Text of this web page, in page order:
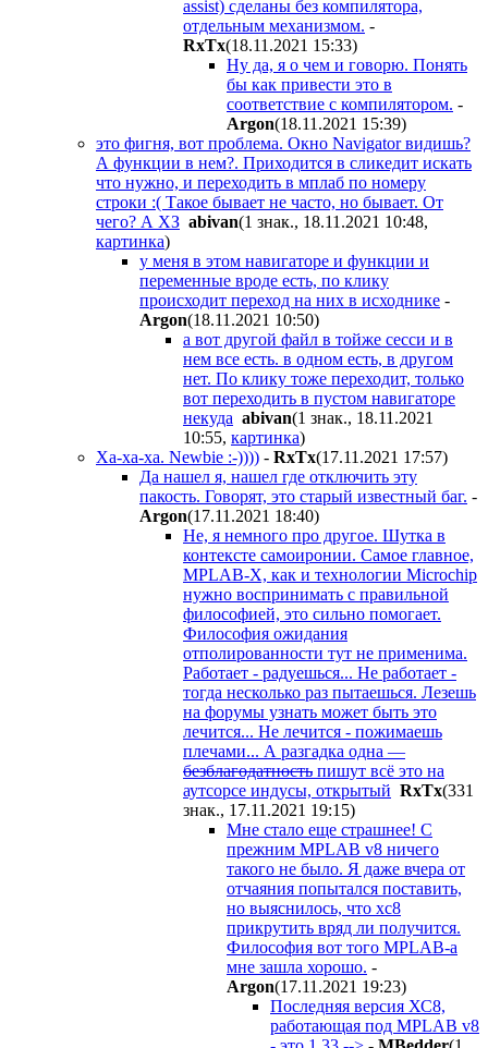
assist) сделаны без компилятора,
отдельным механизмом. -
RxTx(18.11.2021 15:33)
Ну да, я о чем и говорю. Понять
бы как привести это в
соответствие с компилятором. -
Argon(18.11.2021 15:39)
это фигня, вот проблема. Окно Navigator видишь?
А функции в нем?. Приходится в сликедит искать
что нужно, и переходить в мплаб по номеру
строки :( Такое бывает не часто, но бывает. От
чего? А ХЗ abivan(1 знак., 18.11.2021 10:48,
картинка)
у меня в этом навигаторе и функции и
переменные вроде есть, по клику
происходит переход на них в исходнике -
Argon(18.11.2021 10:50)
а вот другой файл в тойже сесси и в
нем все есть. в одном есть, в другом
нет. По клику тоже переходит, только
вот переходить в пустом навигаторе
некуда abivan(1 знак., 18.11.2021
10:55, картинка)
Ха-ха-ха. Newbie :-)))) - RxTx(17.11.2021 17:57)
Да нашел я, нашел где отключить эту
пакость. Говорят, это старый известный баг. -
Argon(17.11.2021 18:40)
Не, я немного про другое. Шутка в
контексте самоиронии. Самое главное,
MPLAB-X, как и технологии Microchip
нужно воспринимать с правильной
философией, это сильно помогает.
Философия ожидания
отполированности тут не применима.
Работает - радуешься... Не работает -
тогда несколько раз пытаешься. Лезешь
на форумы узнать может быть это
лечится... Не лечится - пожимаешь
плечами... А разгадка одна —
безблагодатность пишут всё это на
аутсорсе индусы, открытый RxTx(331
знак., 17.11.2021 19:15)
Мне стало еще страшнее! С
прежним MPLAB v8 ничего
такого не было. Я даже вчера от
отчаяния попытался поставить,
но выяснилось, что xc8
прикрутить вряд ли получится.
Философия вот того MPLAB-а
мне зашла хорошо. -
Argon(17.11.2021 19:23)
Последняя версия ХС8,
работающая под MPLAB v8